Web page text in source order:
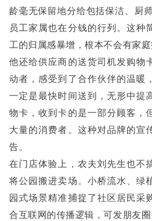
龄毫无保留地分给包括保洁、厨
员工家属也在分钱的行列。这种
工的归属感暴增，根本不会有家庭
他还给供应商的送货司机发购物
动者，感受到了合作伙伴的温暖
一定是最快时间送到，无形中提
物卡，收到卡的是一部分顾客，
大量的消费者。这种对品牌的宣
告。
在门店体验上，农夫刘先生也不
将公园搬进卖场。小桥流水、绿
园式场景精准捕捉了社区居民采
合互联网的传播逻辑，可发朋友圈